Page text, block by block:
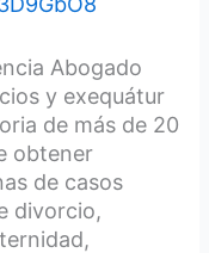
Abogado
y exequátur
de más de 20
obtener
de casos
divorcio,